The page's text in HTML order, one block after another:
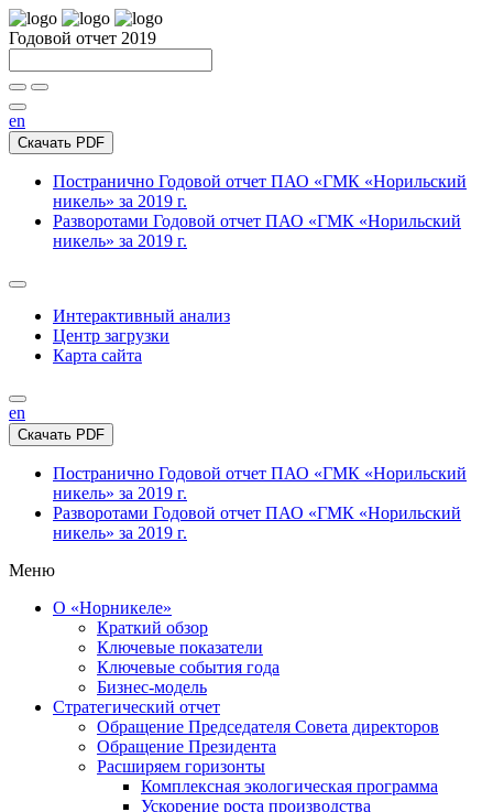
Годовой отчет 2019
en
Скачать PDF
Постранично Годовой отчет ПАО «ГМК «Норильский
никель» за 2019 г.
Разворотами Годовой отчет ПАО «ГМК «Норильский
никель» за 2019 г.
Интерактивный анализ
Центр загрузки
Карта сайта
en
Скачать PDF
Постранично Годовой отчет ПАО «ГМК «Норильский
никель» за 2019 г.
Разворотами Годовой отчет ПАО «ГМК «Норильский
никель» за 2019 г.
Меню
О «Норникеле»
Краткий обзор
Ключевые показатели
Ключевые события года
Бизнес-модель
Стратегический отчет
Обращение Председателя Совета директоров
Обращение Президента
Расширяем горизонты
Комплексная экологическая программа
Ускорение роста производства